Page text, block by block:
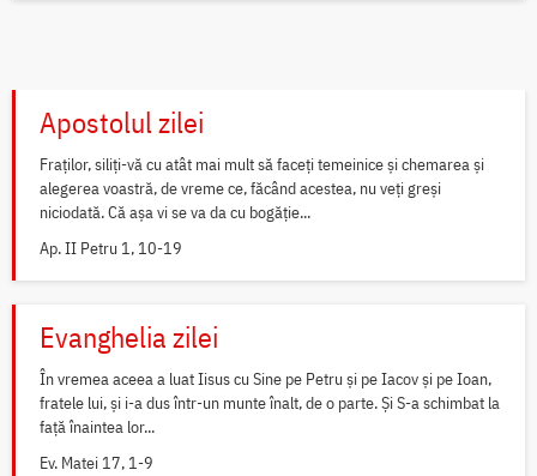
Apostolul zilei
Fraților, siliți-vă cu atât mai mult să faceți temeinice și chemarea și
alegerea voastră, de vreme ce, făcând acestea, nu veți greși
niciodată. Că așa vi se va da cu bogăție...
Ap. II Petru 1, 10-19
Evanghelia zilei
În vremea aceea a luat Iisus cu Sine pe Petru și pe Iacov și pe Ioan,
fratele lui, și i-a dus într-un munte înalt, de o parte. Și S-a schimbat la
față înaintea lor...
Ev. Matei 17, 1-9